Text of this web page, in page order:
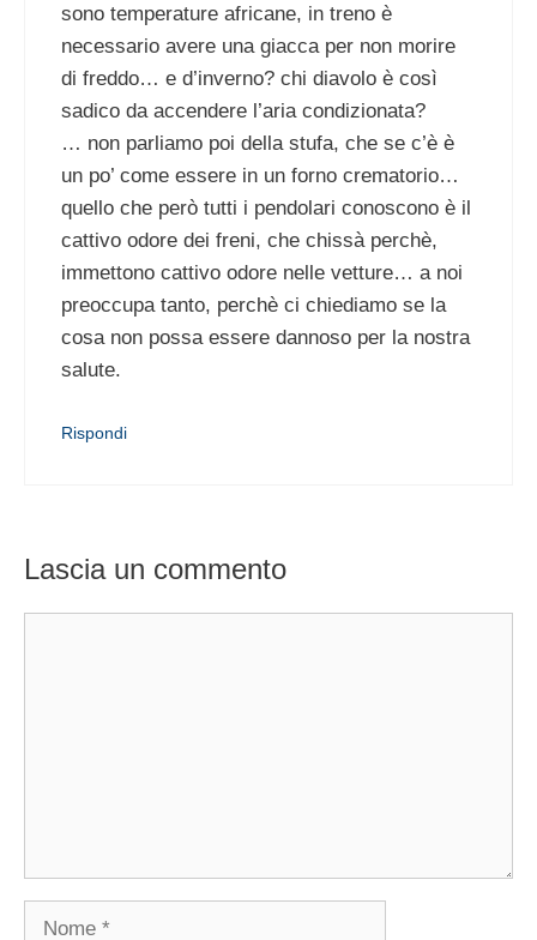
sono temperature africane, in treno è
necessario avere una giacca per non morire
di freddo… e d’inverno? chi diavolo è così
sadico da accendere l’aria condizionata?
… non parliamo poi della stufa, che se c’è è
un po’ come essere in un forno crematorio…
quello che però tutti i pendolari conoscono è il
cattivo odore dei freni, che chissà perchè,
immettono cattivo odore nelle vetture… a noi
preoccupa tanto, perchè ci chiediamo se la
cosa non possa essere dannoso per la nostra
salute.
Rispondi
Lascia un commento